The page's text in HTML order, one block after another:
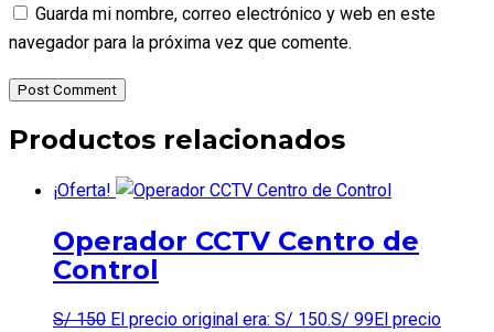
Guarda mi nombre, correo electrónico y web en este
navegador para la próxima vez que comente.
Post Comment
Productos relacionados
¡Oferta!
Operador CCTV Centro de
Control
S/150 El precio original era: S/ 150.S/ 99El precio